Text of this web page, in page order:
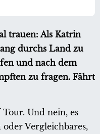
trauen: Als Katrin
durchs Land zu
und nach dem
zu fragen. Fährt
Und nein, es
Vergleichbares,